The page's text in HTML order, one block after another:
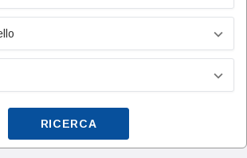
RICERCA